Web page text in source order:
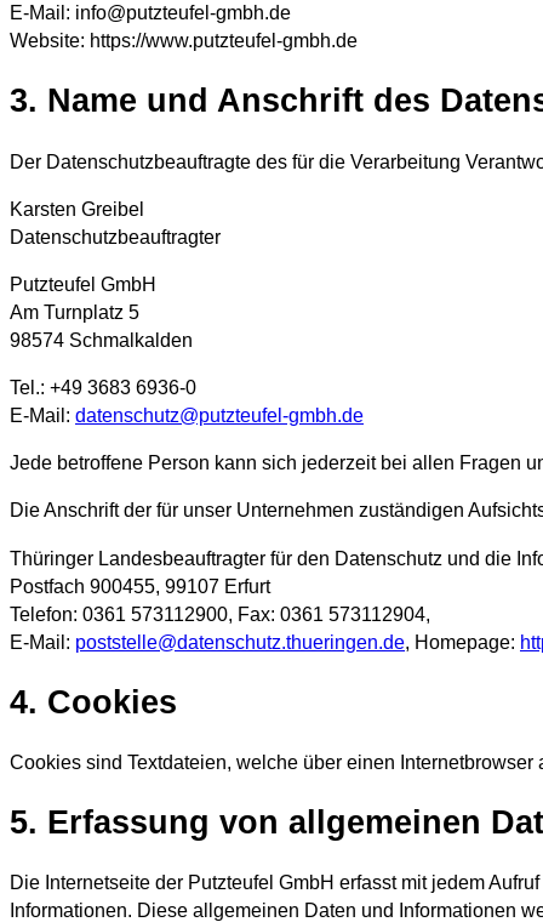
E-Mail: info@putzteufel-gmbh.de
Website: https://www.putzteufel-gmbh.de
3. Name und Anschrift des
Der Datenschutzbeauftragte des für die Verarbeitung
Karsten Greibel
Datenschutzbeauftragter
Putzteufel GmbH
Am Turnplatz 5
98574 Schmalkalden
Tel.: +49 3683 6936-0
E-Mail: datenschutz@putzteufel-gmbh.de
Jede betroffene Person kann sich jederzeit bei allen Fragen
Die Anschrift der für unser Unternehmen zuständigen
Thüringer Landesbeauftragter für den Datenschutz und die
Postfach 900455, 99107 Erfurt
Telefon: 0361 573112900, Fax: 0361 573112904,
E-Mail: poststelle@datenschutz.thueringen.de , Homepage:
4. Cookies
Cookies sind Textdateien, welche über einen
5. Erfassung von allgemeinen
Die Internetseite der Putzteufel GmbH erfasst mit jedem
Informationen. Diese allgemeinen Daten und Informationen